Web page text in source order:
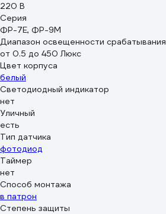
220 В
Серия
ФР-7Е, ФР-9М
Диапазон освещенности срабатывания
от 0.5 до 450 Люкс
Цвет корпуса
белый
Светодиодный индикатор
нет
Уличный
есть
Тип датчика
фотодиод
Таймер
нет
Способ монтажа
в патрон
Степень защиты